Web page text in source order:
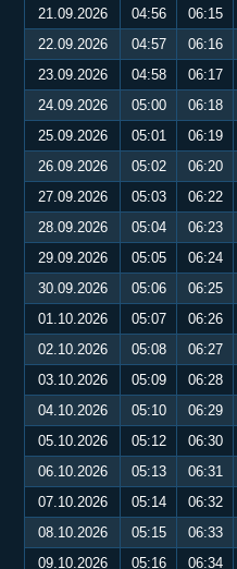
21.09.2026
04:56 06:15
22.09.2026
04:57 06:16
23.09.2026
04:58 06:17
24.09.2026
05:00 06:18
25.09.2026
05:01 06:19
26.09.2026
05:02 06:20
27.09.2026
05:03 06:22
28.09.2026
05:04 06:23
29.09.2026
05:05 06:24
30.09.2026
05:06 06:25
01.10.2026
05:07 06:26
02.10.2026
05:08 06:27
03.10.2026
05:09 06:28
04.10.2026
05:10 06:29
05.10.2026
05:12 06:30
06.10.2026
05:13 06:31
07.10.2026
05:14 06:32
08.10.2026
05:15 06:33
09.10.2026
05:16 06:34